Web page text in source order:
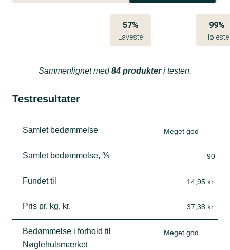
57%
Laveste
99%
Højeste
Sammenlignet med84 produkteri testen.
Testresultater
Samlet bedømmelse Meget god
Samlet bedømmelse, % 90
Fundet til 14,95 kr.
Pris pr. kg, kr. 37,38 kr.
Bedømmelse i forhold til
Nøglehulsmærket
Meget god